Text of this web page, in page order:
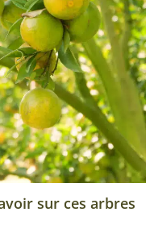
sur ces arbres